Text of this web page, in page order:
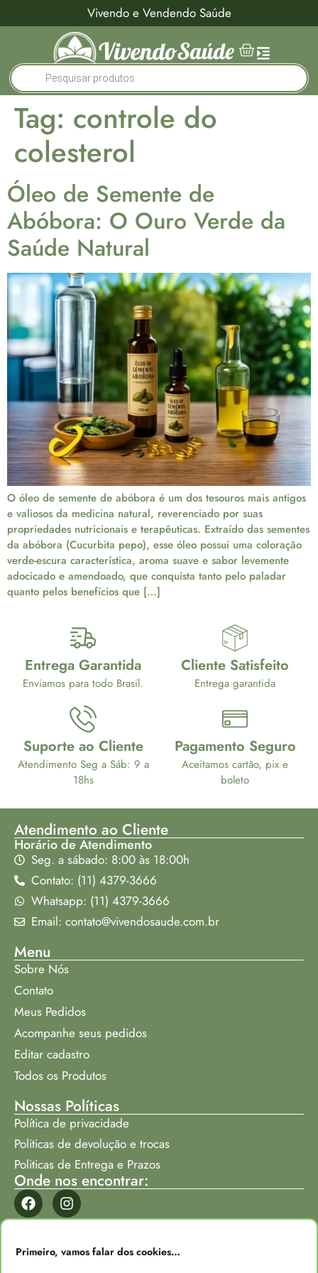
Primeiro, vamos falar dos cookies…
Vivendo e Vendendo Saúde
Tag: controle do
colesterol
Óleo de Semente de
Abóbora: O Ouro Verde da
Saúde Natural
O óleo de semente de abóbora é um dos tesouros mais antigos
e valiosos da medicina natural, reverenciado por suas
propriedades nutricionais e terapêuticas. Extraído das sementes
da abóbora (Cucurbita pepo), esse óleo possui uma coloração
verde-escura característica, aroma suave e sabor levemente
adocicado e amendoado, que conquista tanto pelo paladar
quanto pelos benefícios que […]
Entrega Garantida
Enviamos para todo Brasil.
Cliente Satisfeito
Entrega garantida
Suporte ao Cliente
Atendimento Seg a Sáb: 9 a
18hs
Pagamento Seguro
Aceitamos cartão, pix e
boleto
Atendimento ao Cliente
Horário de Atendimento
Seg. a sábado: 8:00 às 18:00h
Contato: (11) 4379-3666
Whatsapp: (11) 4379-3666
Email: contato@vivendosaude.com.br
Menu
Sobre Nós
Contato
Meus Pedidos
Acompanhe seus pedidos
Editar cadastro
Todos os Produtos
Nossas Políticas
Política de privacidade
Politicas de devolução e trocas
Politicas de Entrega e Prazos
Onde nos encontrar: